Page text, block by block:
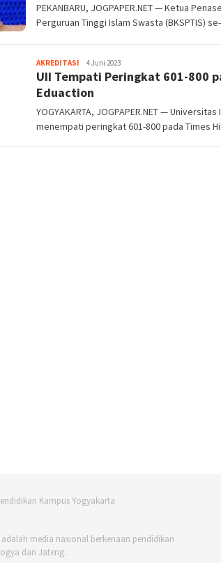
PEKANBARU, JOGPAPER.NET — Ketua
Perguruan Tinggi Islam Swasta (BKSPTIS)
AKREDITASI Heri
Purwata
4 Juni 2023
UII Tempati Peringkat 601-800
Eduaction
YOGYAKARTA, JOGPAPER.NET —
menempati peringkat 601-800 pada Times
media nasional berkenaan pendidikan
dan Jateng.